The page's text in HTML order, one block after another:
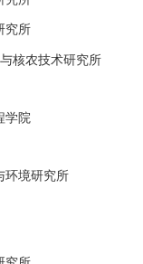
究所
核农技术研究所
学院
环境研究所